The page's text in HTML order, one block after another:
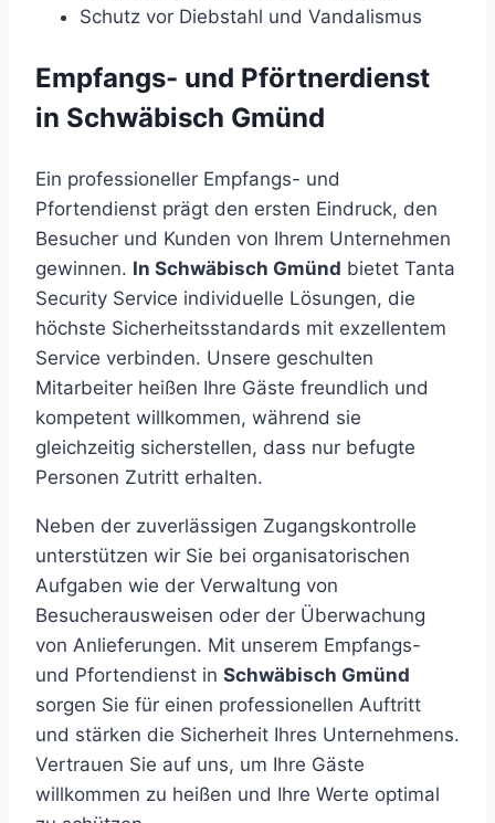
Schutz vor Diebstahl und Vandalismus
Empfangs- und Pförtnerdienst
in Schwäbisch Gmünd
Ein professioneller Empfangs- und
Pfortendienst prägt den ersten Eindruck, den
Besucher und Kunden von Ihrem Unternehmen
gewinnen. In Schwäbisch Gmünd bietet Tanta
Security Service individuelle Lösungen, die
höchste Sicherheitsstandards mit exzellentem
Service verbinden. Unsere geschulten
Mitarbeiter heißen Ihre Gäste freundlich und
kompetent willkommen, während sie
gleichzeitig sicherstellen, dass nur befugte
Personen Zutritt erhalten.
Neben der zuverlässigen Zugangskontrolle
unterstützen wir Sie bei organisatorischen
Aufgaben wie der Verwaltung von
Besucherausweisen oder der Überwachung
von Anlieferungen. Mit unserem Empfangs-
und Pfortendienst in Schwäbisch Gmünd
sorgen Sie für einen professionellen Auftritt
und stärken die Sicherheit Ihres Unternehmens.
Vertrauen Sie auf uns, um Ihre Gäste
willkommen zu heißen und Ihre Werte optimal